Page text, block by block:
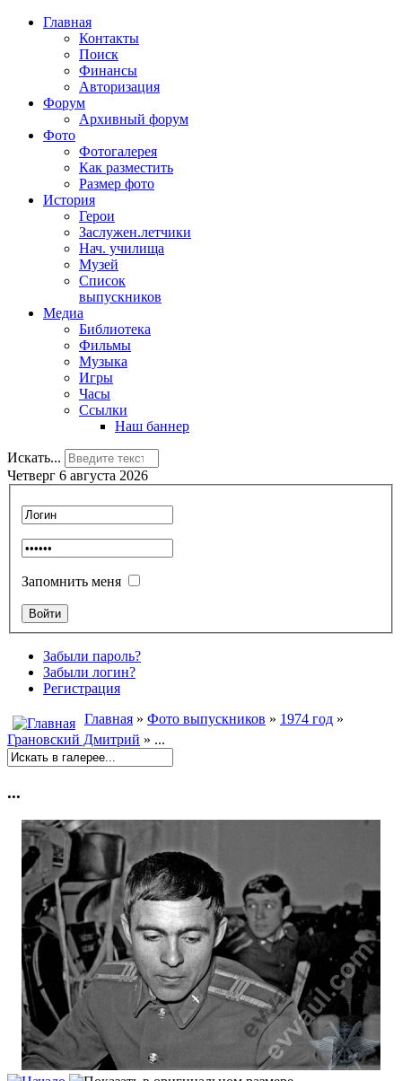
Главная
Контакты
Поиск
Финансы
Авторизация
Форум
Архивный форум
Фото
Фотогалерея
Как разместить
Размер фото
История
Герои
Заслужен.летчики
Нач. училища
Музей
Список
выпускников
Медиа
Библиотека
Фильмы
Музыка
Игры
Часы
Ссылки
Наш баннер
Искать...
Четверг 6 августа 2026
Запомнить меня
Забыли пароль?
Забыли логин?
Регистрация
Главная » Фото выпускников » 1974 год »
Грановский Дмитрий » ...
...